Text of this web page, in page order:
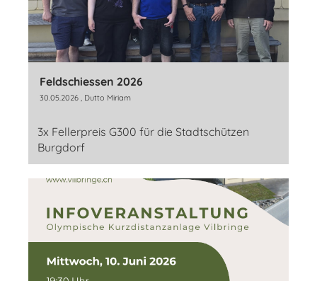
Feldschiessen 2026
30.05.2026 , Dutto Miriam
3x Fellerpreis G300 für die Stadtschützen
Burgdorf